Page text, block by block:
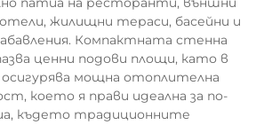
жилищни тераси, басейни и
Компактната стенна
ценни подови площи, като в
мощна отоплителна
което я прави идеална за по-
където традиционните